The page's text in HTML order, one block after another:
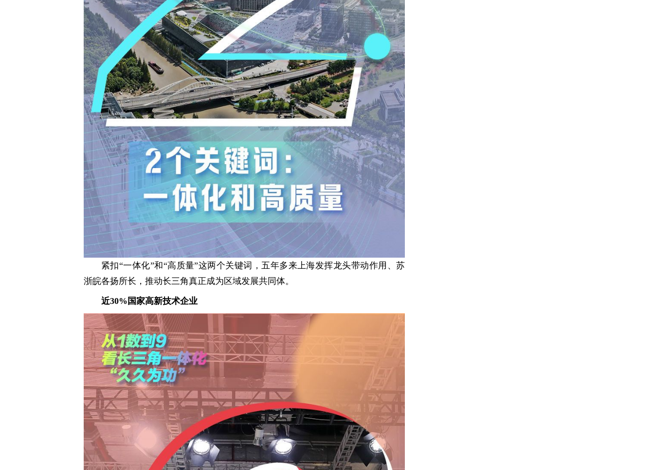
紧扣“一体化”和“高质量”这两个关键词，五年多来上海发挥龙头带动作用、苏
浙皖各扬所长，推动长三角真正成为区域发展共同体。
近30%国家高新技术企业